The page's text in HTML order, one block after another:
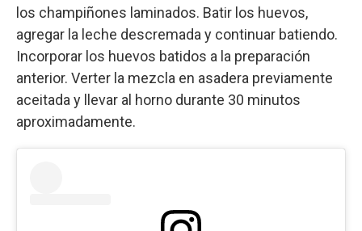
los champiñones laminados. Batir los huevos,
agregar la leche descremada y continuar batiendo.
Incorporar los huevos batidos a la preparación
anterior. Verter la mezcla en asadera previamente
aceitada y llevar al horno durante 30 minutos
aproximadamente.